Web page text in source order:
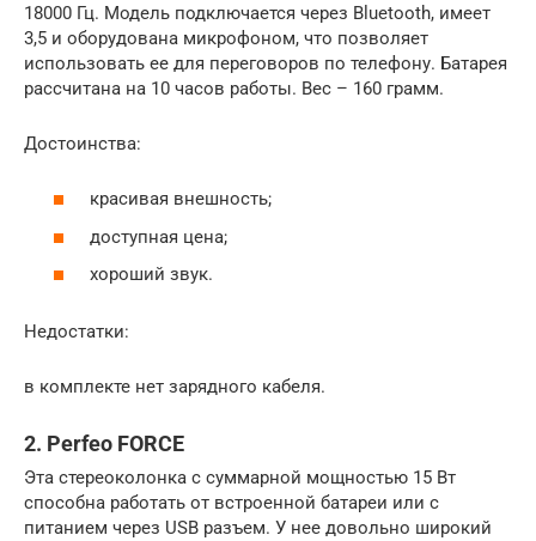
18000 Гц. Модель подключается через Bluetooth, имеет
3,5 и оборудована микрофоном, что позволяет
использовать ее для переговоров по телефону. Батарея
рассчитана на 10 часов работы. Вес – 160 грамм.
Достоинства:
красивая внешность;
доступная цена;
хороший звук.
Недостатки:
в комплекте нет зарядного кабеля.
2. Perfeo FORCE
Эта стереоколонка с суммарной мощностью 15 Вт
способна работать от встроенной батареи или с
питанием через USB разъем. У нее довольно широкий